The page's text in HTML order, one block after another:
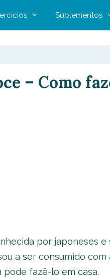
Suplementos
– Como
por japoneses e
a ser consumido com
fazê-lo em casa.